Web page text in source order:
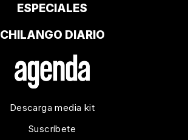
ESPECIALES
CHILANGO DIARIO
Descarga media kit
Suscríbete